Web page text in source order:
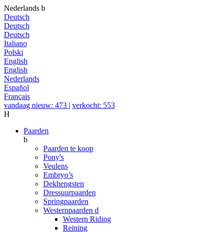
Nederlands b
Deutsch
Deutsch
Deutsch
Italiano
Polski
English
English
Nederlands
Español
Français
vandaag nieuw: 473 | verkocht: 553
H
Paarden
b
Paarden te koop
Pony's
Veulens
Embryo’s
Dekhengsten
Dressuurpaarden
Springpaarden
Westernpaarden d
Western Riding
Reining